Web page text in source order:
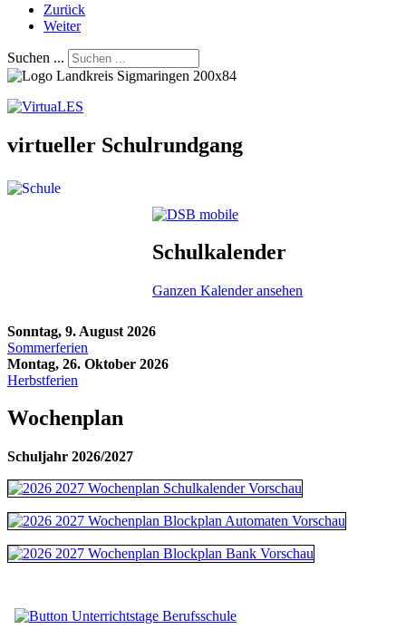
Zurück
Weiter
Suchen ...
virtueller Schulrundgang
Schulkalender
Ganzen Kalender ansehen
Sonntag, 9. August 2026
Sommerferien
Montag, 26. Oktober 2026
Herbstferien
Wochenplan
Schuljahr 2026/2027